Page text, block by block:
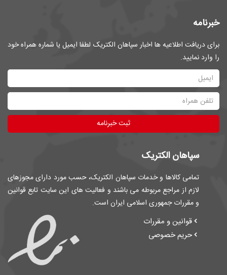
خبرنامه
برای دریافت اطلاعیه ها اخبار سپاهان الکتریک لطفا ایمیل یا شماره همراه خود
را وارد نمایید.
ثبت خبرنامه
سپاهان الکتریک
تمامی کالاها و خدمات سپاهان الکتریک، حسب مورد دارای مجوزهای
لازم از مراجع مربوطه می باشند و فعالیت های این سایت تابع قوانین
و مقررات جمهوری اسلامی ایران است.
قوانین و مقررات
حریم خصوصی